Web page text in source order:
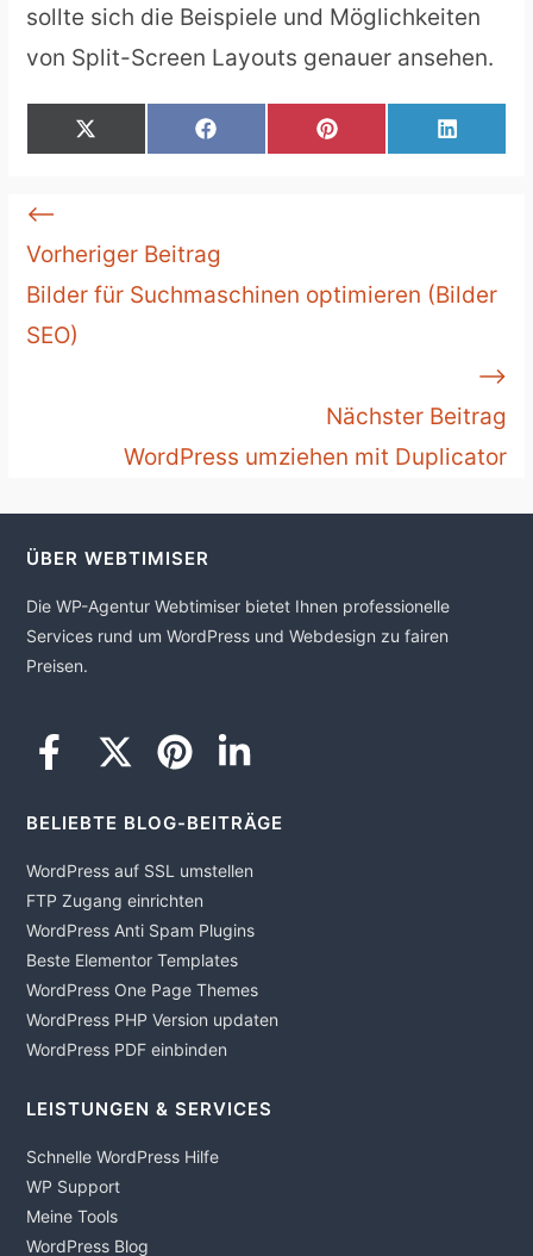
sollte sich die Beispiele und Möglichkeiten
von Split-Screen Layouts genauer ansehen.
SHARE
ON
SHARE
ON
SHARE
ON
SHARE
ON
Weiterlesen
⟵
Vorheriger Beitrag
Bilder für Suchmaschinen optimieren (Bilder
SEO)
⟶
Nächster Beitrag
WordPress umziehen mit Duplicator
ÜBER WEBTIMISER
Die WP-Agentur Webtimiser bietet Ihnen professionelle
Services rund um WordPress und Webdesign zu fairen
Preisen.
BELIEBTE BLOG-BEITRÄGE
WordPress auf SSL umstellen
FTP Zugang einrichten
WordPress Anti Spam Plugins
Beste Elementor Templates
WordPress One Page Themes
WordPress PHP Version updaten
WordPress PDF einbinden
LEISTUNGEN & SERVICES
Schnelle WordPress Hilfe
WP Support
Meine Tools
WordPress Blog